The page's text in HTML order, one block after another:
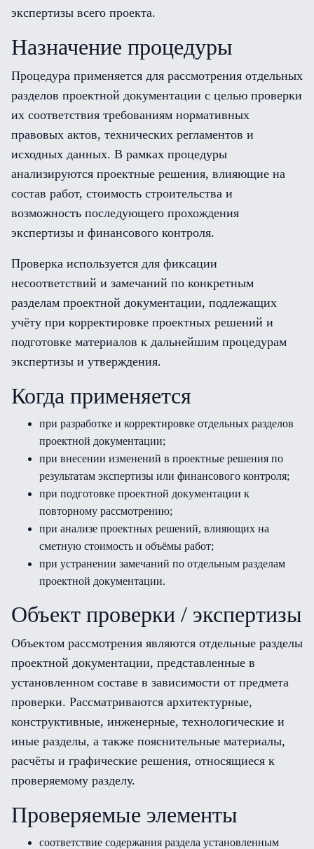
экспертизы всего проекта.
Назначение процедуры
Процедура применяется для рассмотрения отдельных
разделов проектной документации с целью проверки
их соответствия требованиям нормативных
правовых актов, технических регламентов и
исходных данных. В рамках процедуры
анализируются проектные решения, влияющие на
состав работ, стоимость строительства и
возможность последующего прохождения
экспертизы и финансового контроля.
Проверка используется для фиксации
несоответствий и замечаний по конкретным
разделам проектной документации, подлежащих
учёту при корректировке проектных решений и
подготовке материалов к дальнейшим процедурам
экспертизы и утверждения.
Когда применяется
при разработке и корректировке отдельных разделов
проектной документации;
при внесении изменений в проектные решения по
результатам экспертизы или финансового контроля;
при подготовке проектной документации к
повторному рассмотрению;
при анализе проектных решений, влияющих на
сметную стоимость и объёмы работ;
при устранении замечаний по отдельным разделам
проектной документации.
Объект проверки / экспертизы
Объектом рассмотрения являются отдельные разделы
проектной документации, представленные в
установленном составе в зависимости от предмета
проверки. Рассматриваются архитектурные,
конструктивные, инженерные, технологические и
иные разделы, а также пояснительные материалы,
расчёты и графические решения, относящиеся к
проверяемому разделу.
Проверяемые элементы
соответствие содержания раздела установленным